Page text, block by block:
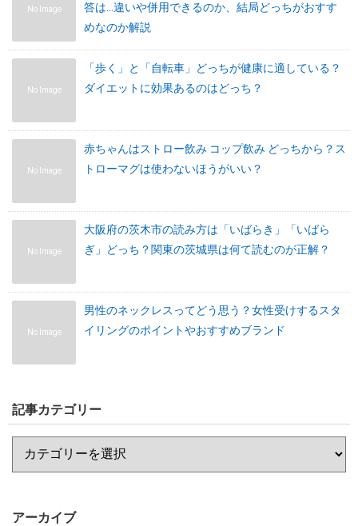
No Image
答は…違いや併用できるのか、結局どっちがおすす
めなのか解説
No Image
「歩く」と「自転車」どっちが健康に適している？
ダイエットに効果あるのはどっち？
No Image
赤ちゃんはストロー飲み コップ飲み どっちから？ス
トローマグは使わないほうがいい？
No Image
大阪府の茨木市の読み方は「いばらき」「いばら
ぎ」どっち？関東の茨城県は何て読むのが正解？
No Image
男性のネックレスってどう思う？女性受けするスタ
イリングのポイントやおすすめブランド
記事カテゴリー
アーカイブ